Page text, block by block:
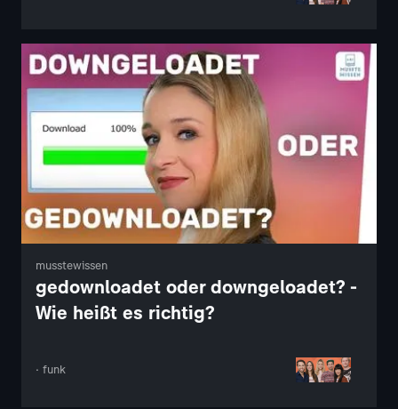
musstewissen
gedownloadet oder downgeloadet? -
Wie heißt es richtig?
· funk